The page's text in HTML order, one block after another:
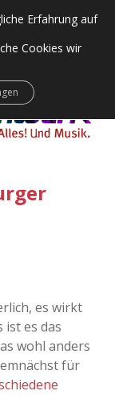
es wirkt
es das
wohl anders
für
Erfahrung auf
Cookies wir